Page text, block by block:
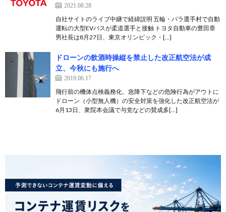
2021.08.28
自社サイトのライブ中継で経緯説明 五輪・パラ選手村で自動
運転の大型EVバスが柔道選手と接触 トヨタ自動車の豊田章
男社長は8月27日、東京オリンピック・[…]
ドローンの飲酒時操縦を禁止した改正航空法が成
立、今秋にも施行へ
2019.06.17
飛行前の機体点検義務化、急降下などの危険行為がアウトに
ドローン（小型無人機）の安全対策を強化した改正航空法が
6月13日、衆院本会議で与党などの賛成多[…]